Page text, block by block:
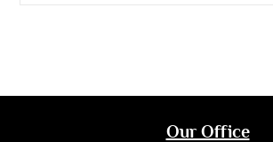
Our Office